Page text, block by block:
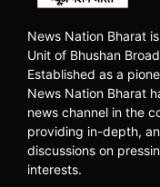
News Nation Bharat
Unit of Bhushan
Established as a
News Nation Bharat
news channel in the
providing in-depth,
discussions on
interests.